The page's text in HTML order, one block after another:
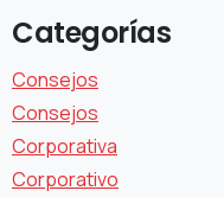
Categorías
Consejos
Consejos
Corporativa
Corporativo